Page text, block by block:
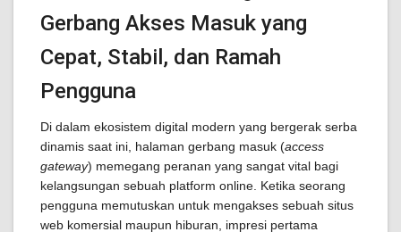
Gerbang Akses Masuk yang
Cepat, Stabil, dan Ramah
Pengguna
Di dalam ekosistem digital modern yang bergerak serba
dinamis saat ini, halaman gerbang masuk (access
gateway) memegang peranan yang sangat vital bagi
kelangsungan sebuah platform online. Ketika seorang
pengguna memutuskan untuk mengakses sebuah situs
web komersial maupun hiburan, impresi pertama